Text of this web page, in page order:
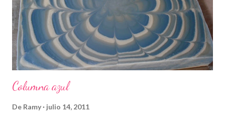
Columna azul
De Ramy julio 14, 2011